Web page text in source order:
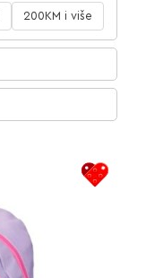
200KM i više